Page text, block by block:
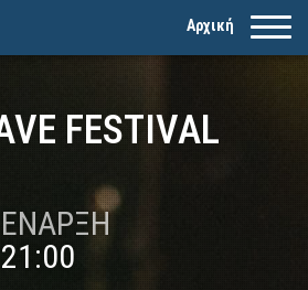
Αρχική
FESTIVAL
ΈΝΑΡΞΗ
21:00